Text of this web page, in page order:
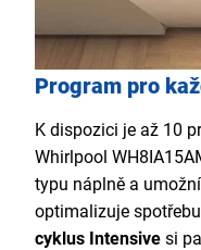
Program pro
K dispozici je až 10
Whirlpool
typu náplně a
optimalizuje
cyklus Intensive si